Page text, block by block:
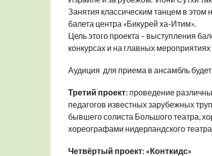
Занятия классическим танцем в
балета центра «Бикурей ха-Итим».
Цель этого проекта – выступления
конкурсах и на главных
Аудиция для приема в ансамбль
Третий проект:проведение
педагогов известных зарубежных
бывшего солиста Большого театра,
хореографами нидерландского
Четвёртый проект: «Конткидс»